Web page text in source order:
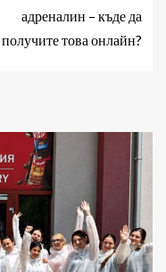
адреналин – къде да
получите това онлайн?